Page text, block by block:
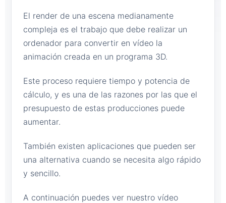
El render de una escena medianamente
compleja es el trabajo que debe realizar un
ordenador para convertir en vídeo la
animación creada en un programa 3D.
Este proceso requiere tiempo y potencia de
cálculo, y es una de las razones por las que el
presupuesto de estas producciones puede
aumentar.
También existen aplicaciones que pueden ser
una alternativa cuando se necesita algo rápido
y sencillo.
A continuación puedes ver nuestro vídeo